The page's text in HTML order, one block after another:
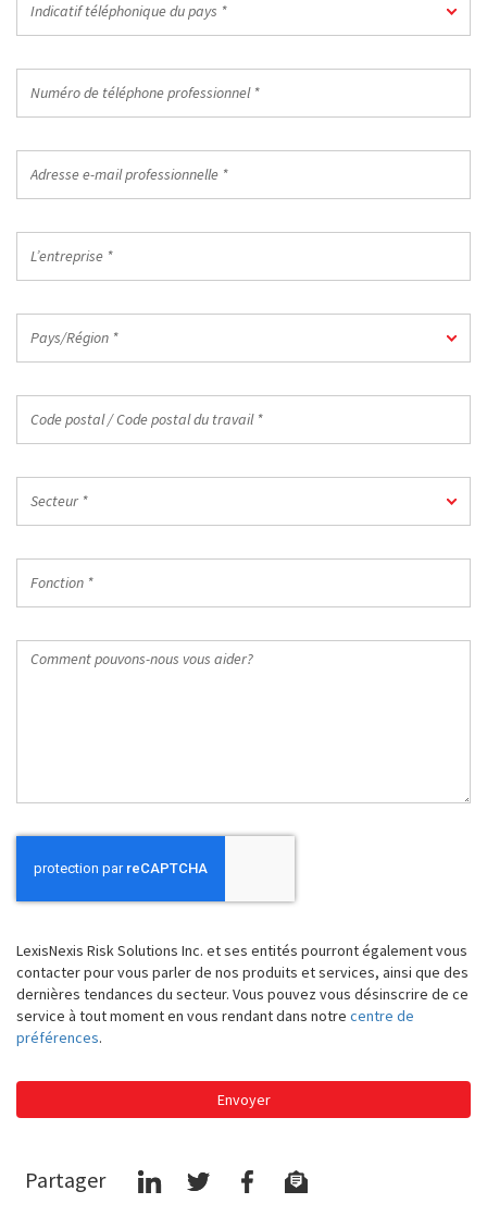
téléphonique
pays
Indicatif téléphonique du pays *
de
professionnel
e-
professionnelle
Pays/Région *
postal
Code
postal
du
Secteur *
Comment
LexisNexis Risk Solutions Inc. et ses entités pourront également vous
contacter pour vous parler de nos produits et services, ainsi que des
dernières tendances du secteur. Vous pouvez vous désinscrire de ce
service à tout moment en vous rendant dans notre centre de
préférences.
Envoyer
Partager